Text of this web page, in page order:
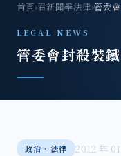
首頁›看新聞學法律›管委
LEGAL NEWS
管委會封殺裝
政治‧法律 2012 年